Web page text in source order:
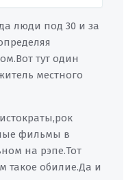
люди под 30 и за
тут один
местного
фильмы в
на рэпе.Тот
такое обилие.Да и